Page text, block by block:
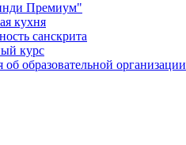
Премиум"
кухня
санскрита
курс
об образовательной организации